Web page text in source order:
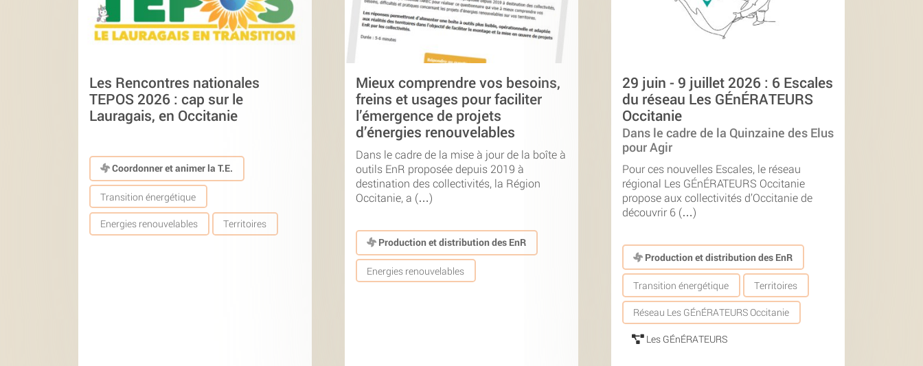
Les Rencontres nationales
TEPOS 2026 : cap sur le
Lauragais, en Occitanie
Coordonner et animer la T.E.
Transition énergétique
Energies renouvelables Territoires
Mieux comprendre vos besoins,
freins et usages pour faciliter
l’émergence de projets
d’énergies renouvelables
Dans le cadre de la mise à jour de la boîte à
outils EnR proposée depuis 2019 à
destination des collectivités, la Région
Occitanie, a (…)
Production et distribution des EnR
Energies renouvelables
29 juin - 9 juillet 2026 : 6 Escales
du réseau Les GÉnÉRATEURS
Occitanie
Dans le cadre de la Quinzaine des Elus
pour Agir
Pour ces nouvelles Escales, le réseau
régional Les GÉnÉRATEURS Occitanie
propose aux collectivités d’Occitanie de
découvrir 6 (…)
Production et distribution des EnR
Transition énergétique Territoires
Réseau Les GÉnÉRATEURS Occitanie
Les GÉnÉRATEURS